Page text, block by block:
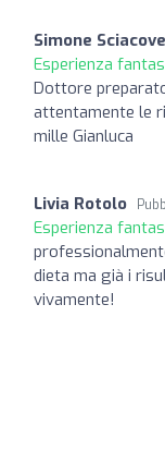
Simone
Esperienza
Dottore
attentamente le
mille Gianluca
Livia Rotolo
Esperienza
dieta ma già i
vivamente!